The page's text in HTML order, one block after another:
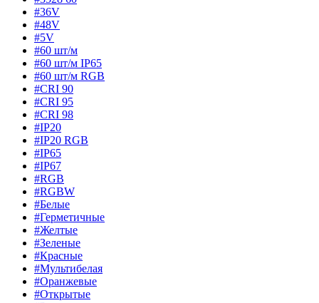
#36V
#48V
#5V
#60 шт/м
#60 шт/м IP65
#60 шт/м RGB
#CRI 90
#CRI 95
#CRI 98
#IP20
#IP20 RGB
#IP65
#IP67
#RGB
#RGBW
#Белые
#Герметичные
#Желтые
#Зеленые
#Красные
#Мультибелая
#Оранжевые
#Открытые